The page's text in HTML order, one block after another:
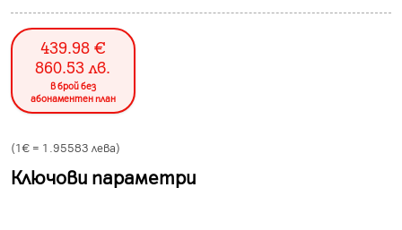
439.98 €
860.53 лв.
в брой без
абонаментен план
(1€ = 1.95583 лева)
Ключови параметри